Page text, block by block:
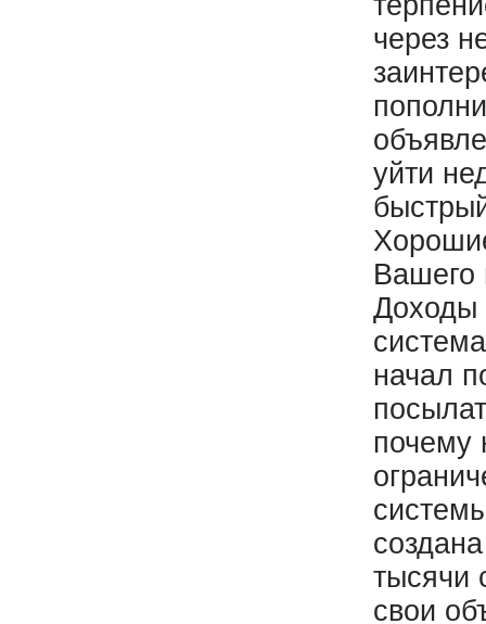
через
уйти
Вашего
Доходы
начал
почему
тысячи
свои